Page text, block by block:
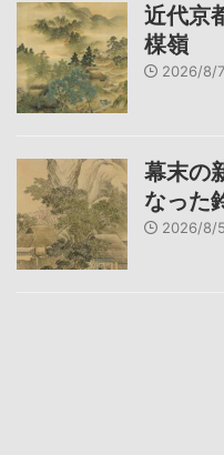
近代京
楳嶺
2026/8/7
幕末の
なった
2026/8/5